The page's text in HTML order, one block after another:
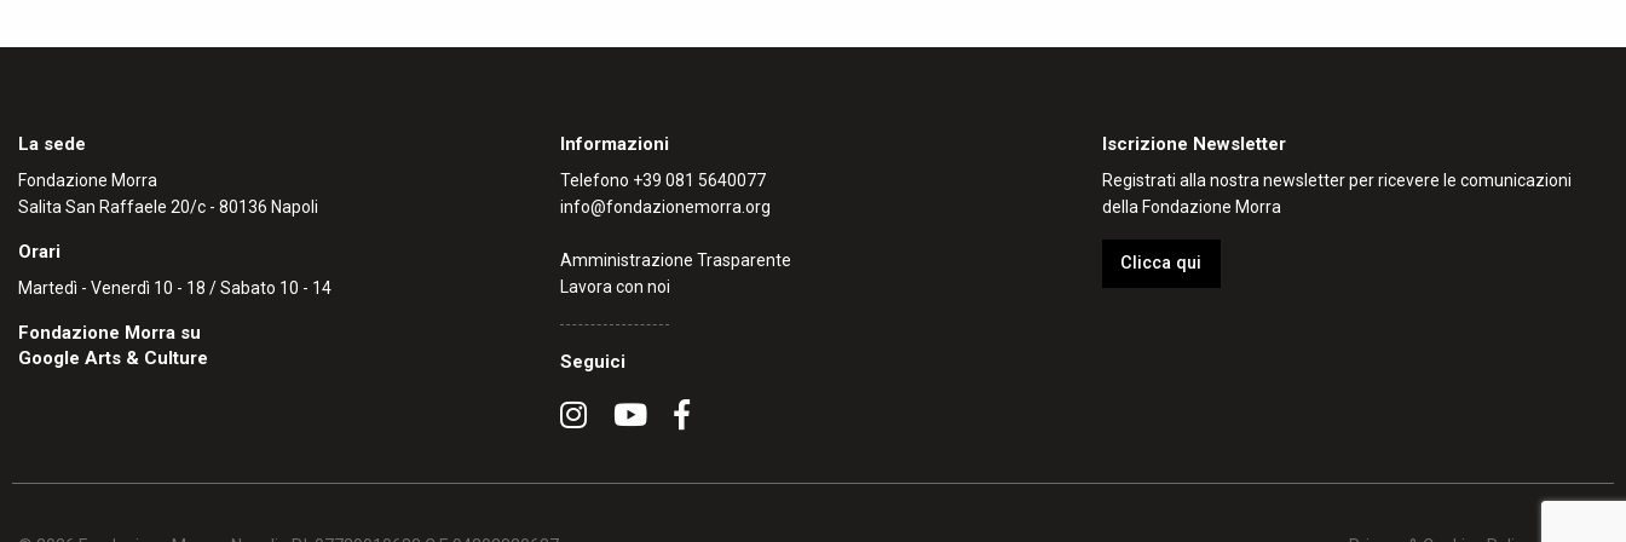
La sede
Fondazione Morra
Salita San Raffaele 20/c - 80136 Napoli
Orari
Martedì - Venerdì 10 - 18 / Sabato 10 - 14
Fondazione Morra su
Google Arts & Culture
Informazioni
Telefono +39 081 5640077
info@fondazionemorra.org
Amministrazione Trasparente
Lavora con noi
Seguici
Iscrizione Newsletter
Registrati alla nostra newsletter per ricevere le comunicazioni
della Fondazione Morra
Clicca qui